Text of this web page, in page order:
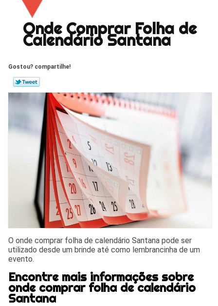
Onde Comprar Folha de
Calendário Santana
Gostou? compartilhe!
O onde comprar folha de calendário Santana pode ser
utilizado desde um brinde até como lembrancinha de um
evento.
Encontre mais informações sobre
onde comprar folha de calendário
Santana